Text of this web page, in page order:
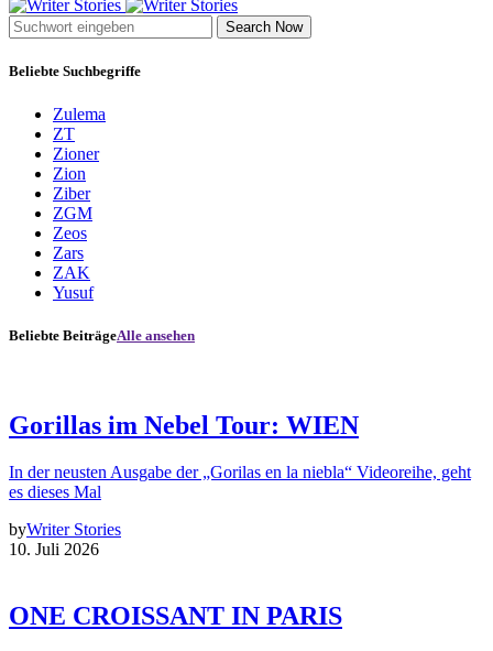
Search Now
Beliebte Suchbegriffe
Zulema
ZT
Zioner
Zion
Ziber
ZGM
Zeos
Zars
ZAK
Yusuf
Beliebte BeiträgeAlle ansehen
Gorillas im Nebel Tour: WIEN
In der neusten Ausgabe der „Gorilas en la niebla“ Videoreihe, geht
es dieses Mal
byWriter Stories
10. Juli 2026
ONE CROISSANT IN PARIS